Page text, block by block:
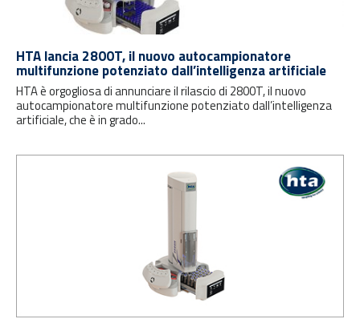
HTA lancia 2800T, il nuovo autocampionatore
multifunzione potenziato dall’intelligenza artificiale
HTA è orgogliosa di annunciare il rilascio di 2800T, il nuovo
autocampionatore multifunzione potenziato dall’intelligenza
artificiale, che è in grado...